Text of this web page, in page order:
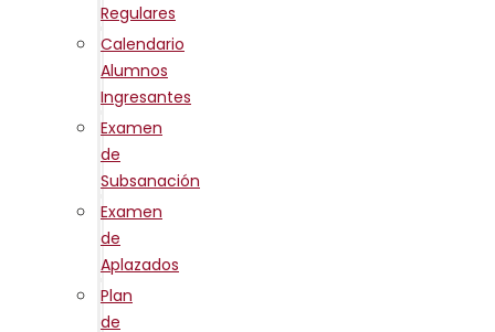
Regulares
Calendario
Alumnos
Ingresantes
Examen
de
Subsanación
Examen
de
Aplazados
Plan
de